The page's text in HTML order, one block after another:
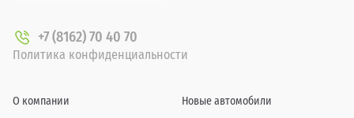
+7 (8162) 70 40 70
Политика конфиденциальности
О компании
Новые автомобили